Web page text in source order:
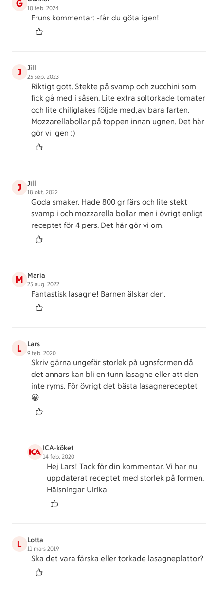
G 10 feb. 2024
Fruns kommentar: -får du göta igen!
J Jill
25 sep. 2023
Riktigt gott. Stekte på svamp och zucchini som
fick gå med i såsen. Lite extra soltorkade tomater
och lite chiliglakes följde med,av bara farten.
Mozzarellabollar på toppen innan ugnen. Det här
gör vi igen :)
J Jill
18 okt. 2022
Goda smaker. Hade 800 gr färs och lite stekt
svamp i och mozzarella bollar men i övrigt enligt
receptet för 4 pers. Det här gör vi om.
M Maria
25 aug. 2022
Fantastisk lasagne! Barnen älskar den.
L Lars
9 feb. 2020
Skriv gärna ungefär storlek på ugnsformen då
det annars kan bli en tunn lasagne eller att den
inte ryms. För övrigt det bästa lasagnereceptet
😀
ICA-köket
14 feb. 2020
Hej Lars! Tack för din kommentar. Vi har nu
uppdaterat receptet med storlek på formen.
Hälsningar Ulrika
L Lotta
11 mars 2019
Ska det vara färska eller torkade lasagneplattor?